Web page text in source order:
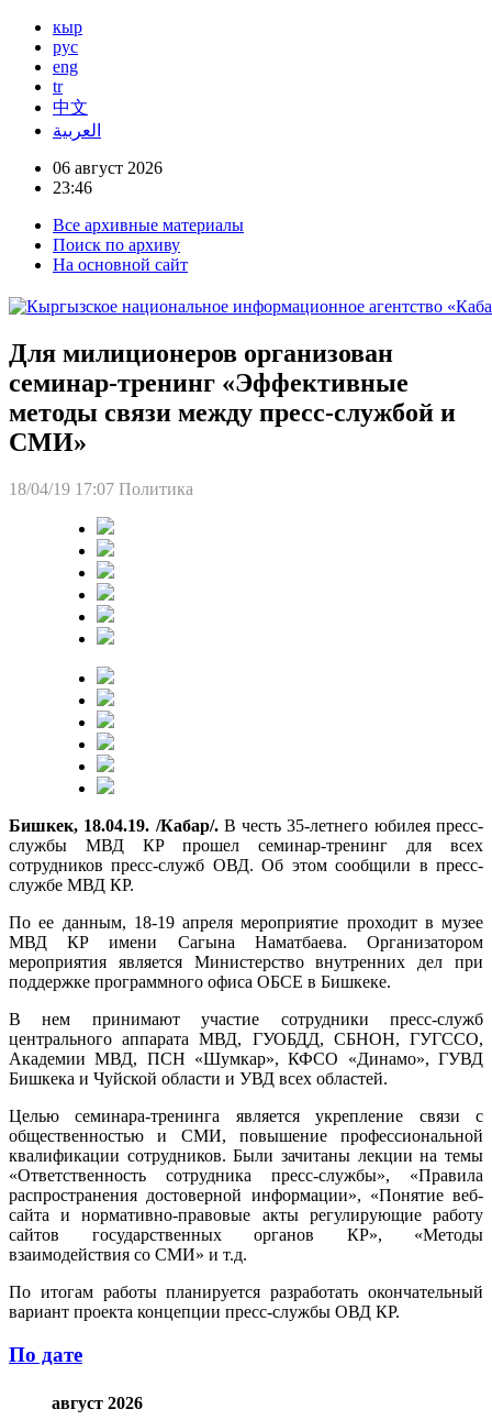
кыр
рус
eng
tr
中文
العربية
06 август 2026
23:46
Все архивные материалы
Поиск по архиву
На основной сайт
Для милиционеров организован
семинар-тренинг «Эффективные
методы связи между пресс-службой и
СМИ»
18/04/19 17:07 Политика
Бишкек, 18.04.19. /Кабар/.В честь 35-летнего юбилея пресс-
службы МВД КР прошел семинар-тренинг для всех
сотрудников пресс-служб ОВД. Об этом сообщили в пресс-
службе МВД КР.
По ее данным, 18-19 апреля мероприятие проходит в музее
МВД КР имени Сагына Наматбаева. Организатором
мероприятия является Министерство внутренних дел при
поддержке программного офиса ОБСЕ в Бишкеке.
В нем принимают участие сотрудники пресс-служб
центрального аппарата МВД, ГУОБДД, СБНОН, ГУГССО,
Академии МВД, ПСН «Шумкар», КФСО «Динамо», ГУВД
Бишкека и Чуйской области и УВД всех областей.
Целью семинара-тренинга является укрепление связи с
общественностью и СМИ, повышение профессиональной
квалификации сотрудников. Были зачитаны лекции на темы
«Ответственность сотрудника пресс-службы», «Правила
распространения достоверной информации», «Понятие веб-
сайта и нормативно-правовые акты регулирующие работу
сайтов государственных органов КР», «Методы
взаимодействия со СМИ» и т.д.
По итогам работы планируется разработать окончательный
вариант проекта концепции пресс-службы ОВД КР.
По дате
август 2026